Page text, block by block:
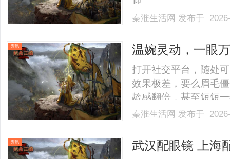
秦淮生活网 发布于
资讯
温婉灵动，一眼
整张脸的点睛之
打开社交平台，随处
效果极差，要么眉毛
龄感翻倍，甚至短短
翻车，从来不是款式
业十年的直营品牌，
生.........
秦淮生活网 发布于
资讯 武汉配眼镜 上海